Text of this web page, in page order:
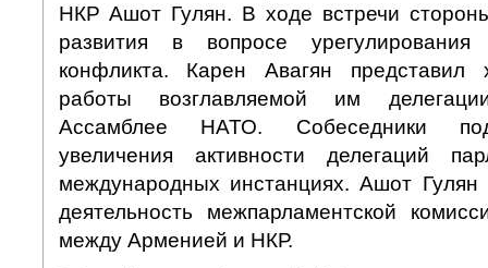
НКР Ашот Гулян. В ходе встречи
развития в вопросе урегулирования
конфликта. Карен Авагян представил
работы возглавляемой им
Ассамблее НАТО. Собеседники
увеличения активности делегаций
международных инстанциях. Ашот Гулян
деятельность межпарламентской
между Арменией и НКР.